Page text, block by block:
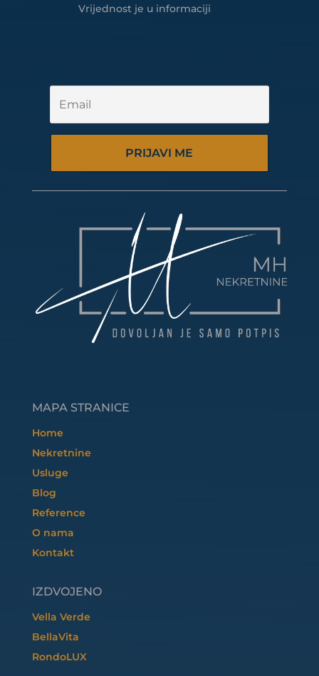
Vrijednost je u informaciji
PRIJAVI ME
MAPA STRANICE
Home
Nekretnine
Usluge
Blog
Reference
O nama
Kontakt
IZDVOJENO
Vella Verde
BellaVita
RondoLUX